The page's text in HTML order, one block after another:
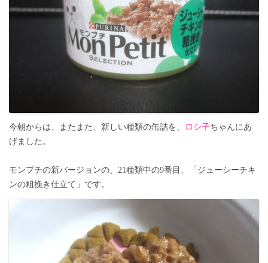
今朝からは、またまた、新しい種類の缶詰を、 ロシ子ちゃんにあ
げました。
モンプチの新バージョンの、21種類中の9番目、「ジューシーチキ
ンの粗挽き仕立て」です。